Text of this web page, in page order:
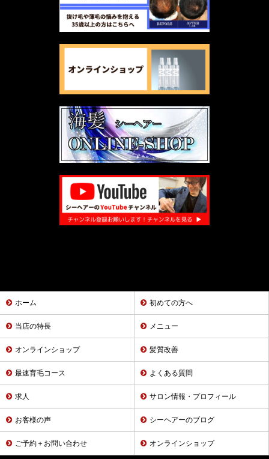
ホーム 初めての方へ
当店の特長 メニュー
オンラインショップ 髪質改善
最速育毛コース よくある質問
求人 サロン情報・プロフィール
お客様の声 シーヘアーのブログ
ご予約＋お問い合わせ オンラインショップ